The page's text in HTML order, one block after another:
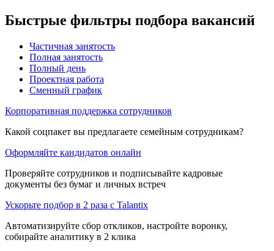
Быстрые фильтры подбора вакансий
Частичная занятость
Полная занятость
Полный день
Проектная работа
Сменный график
Корпоративная поддержка сотрудников
Какой соцпакет вы предлагаете семейным сотрудникам?
Оформляйте кандидатов онлайн
Проверяйте сотрудников и подписывайте кадровые
документы без бумаг и личных встреч
Ускорьте подбор в 2 раза с Talantix
Автоматизируйте сбор откликов, настройте воронку,
собирайте аналитику в 2 клика